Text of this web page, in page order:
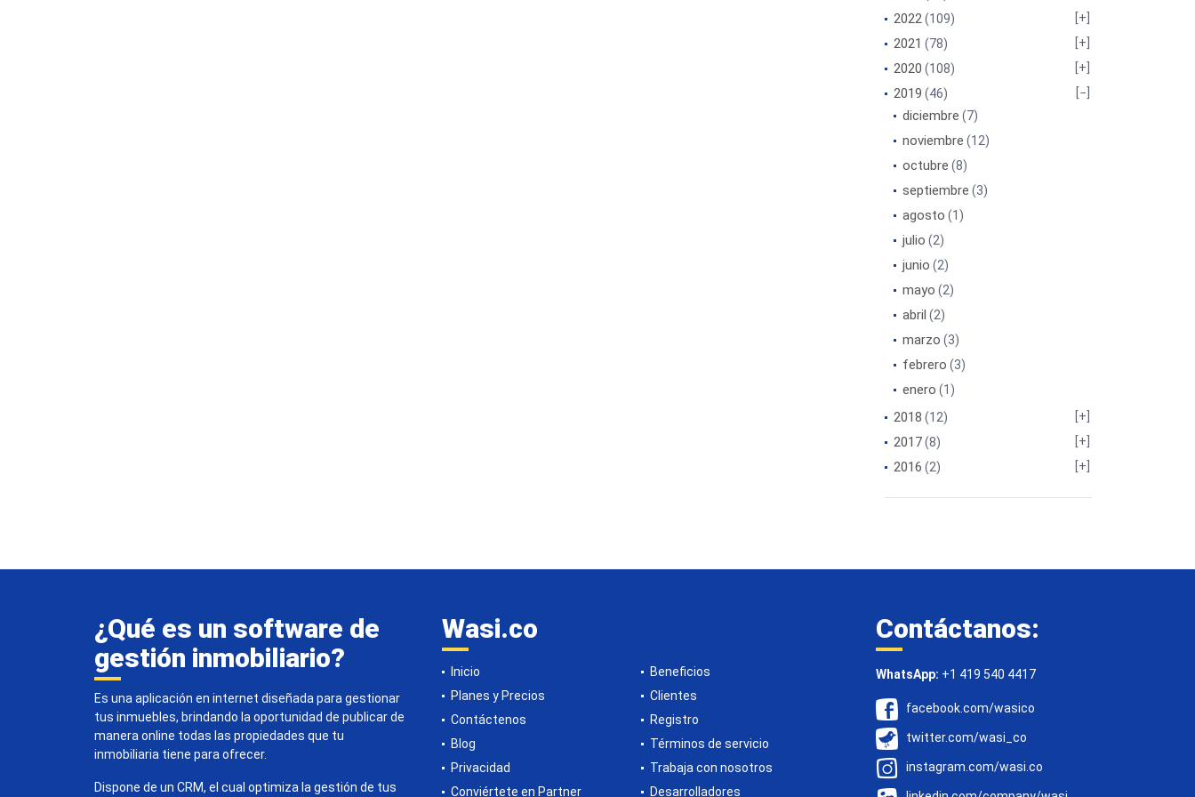
2022(109)
2021 (78)
2020 (108)
2019 (46)
diciembre (7)
noviembre (12)
octubre (8)
septiembre (3)
agosto (1)
julio (2)
junio (2)
mayo (2)
abril (2)
marzo (3)
febrero (3)
enero (1)
2018 (12)
2017(8)
2016 (2)
¿Qué es un software de
gestión inmobiliario?
Es una aplicación en internet diseñada para gestionar
tus inmuebles, brindando la oportunidad de publicar de
manera online todas las propiedades que tu
inmobiliaria tiene para ofrecer.
Dispone de un CRM, el cual optimiza la gestión de tus
Wasi.co
Inicio
Beneficios
Planes y Precios
Clientes
Contáctenos
Registro
Blog
Términos de servicio
Privacidad
Trabaja con nosotros
Conviértete en Partner
Desarrolladores
Contáctanos:
WhatsApp: +1 419 540 4417
facebook.com/wasico
twitter.com/wasi_co
instagram.com/wasi.co